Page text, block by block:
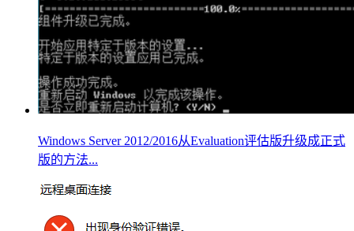
Windows Server 2012/2016从Evaluation评估版升级成正式
版的方法...